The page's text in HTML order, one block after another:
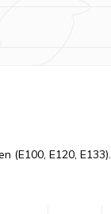
(E100, E120, E133).